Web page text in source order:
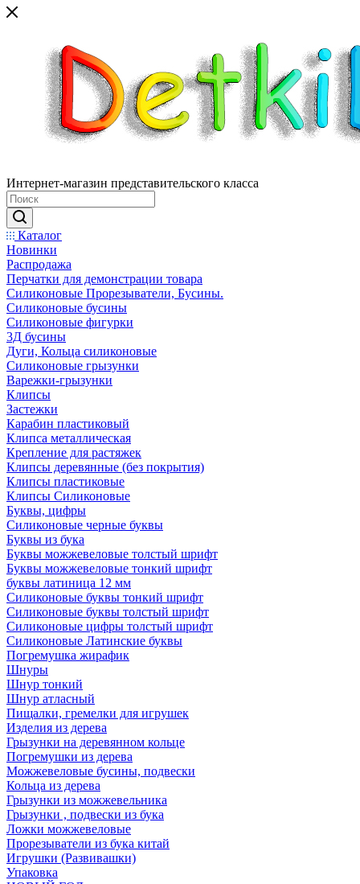
Интернет-магазин представительского класса
Каталог
Новинки
Распродажа
Перчатки для демонстрации товара
Силиконовые Прорезыватели, Бусины.
Силиконовые бусины
Силиконовые фигурки
3Д бусины
Дуги, Кольца силиконовые
Силиконовые грызунки
Варежки-грызунки
Клипсы
Застежки
Карабин пластиковый
Клипса металлическая
Крепление для растяжек
Клипсы деревянные (без покрытия)
Клипсы пластиковые
Клипсы Силиконовые
Буквы, цифры
Силиконовые черные буквы
Буквы из бука
Буквы можжевеловые толстый шрифт
Буквы можжевеловые тонкий шрифт
буквы латиница 12 мм
Силиконовые буквы тонкий шрифт
Силиконовые буквы толстый шрифт
Силиконовые цифры толстый шрифт
Силиконовые Латинские буквы
Погремушка жирафик
Шнуры
Шнур тонкий
Шнур атласный
Пищалки, гремелки для игрушек
Изделия из дерева
Грызунки на деревянном кольце
Погремушки из дерева
Можжевеловые бусины, подвески
Кольца из дерева
Грызунки из можжевельника
Грызунки , подвески из бука
Ложки можжевеловые
Прорезыватели из бука китай
Игрушки (Развивашки)
Упаковка